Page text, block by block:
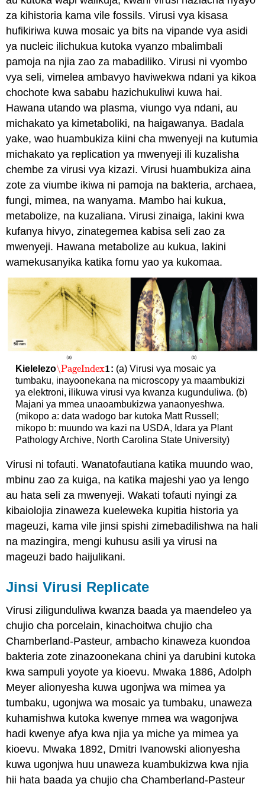
za kihistoria kama vile fossils. Virusi vya kisasa
hufikiriwa kuwa mosaic ya bits na vipande vya asidi
ya nucleic ilichukua kutoka vyanzo mbalimbali
pamoja na njia zao za mabadiliko. Virusi ni vyombo
vya seli, vimelea ambavyo haviwekwa ndani ya kikoa
chochote kwa sababu hazichukuliwi kuwa hai.
Hawana utando wa plasma, viungo vya ndani, au
michakato ya kimetaboliki, na haigawanya. Badala
yake, wao huambukiza kiini cha mwenyeji na kutumia
michakato ya replication ya mwenyeji ili kuzalisha
chembe za virusi vya kizazi. Virusi huambukiza aina
zote za viumbe ikiwa ni pamoja na bakteria, archaea,
fungi, mimea, na wanyama. Mambo hai kukua,
metabolize, na kuzaliana. Virusi zinaiga, lakini kwa
kufanya hivyo, zinategemea kabisa seli zao za
mwenyeji. Hawana metabolize au kukua, lakini
wamekusanyika katika fomu yao ya kukomaa.
Kielelezo\PageIndex1
\PageIndex1: (a) Virusi vya mosaic ya
tumbaku, inayoonekana na microscopy ya maambukizi
ya elektroni, ilikuwa virusi vya kwanza kugunduliwa. (b)
Majani ya mmea unaoambukizwa yanaonyeshwa.
(mikopo a: data wadogo bar kutoka Matt Russell;
mikopo b: muundo wa kazi na USDA, Idara ya Plant
Pathology Archive, North Carolina State University)
Virusi ni tofauti. Wanatofautiana katika muundo wao,
mbinu zao za kuiga, na katika majeshi yao ya lengo
au hata seli za mwenyeji. Wakati tofauti nyingi za
kibaiolojia zinaweza kueleweka kupitia historia ya
mageuzi, kama vile jinsi spishi zimebadilishwa na hali
na mazingira, mengi kuhusu asili ya virusi na
mageuzi bado haijulikani.
Jinsi Virusi Replicate
Virusi ziligunduliwa kwanza baada ya maendeleo ya
chujio cha porcelain, kinachoitwa chujio cha
Chamberland-Pasteur, ambacho kinaweza kuondoa
bakteria zote zinazoonekana chini ya darubini kutoka
kwa sampuli yoyote ya kioevu. Mwaka 1886, Adolph
Meyer alionyesha kuwa ugonjwa wa mimea ya
tumbaku, ugonjwa wa mosaic ya tumbaku, unaweza
kuhamishwa kutoka kwenye mmea wa wagonjwa
hadi kwenye afya kwa njia ya miche ya mimea ya
kioevu. Mwaka 1892, Dmitri Ivanowski alionyesha
kuwa ugonjwa huu unaweza kuambukizwa kwa njia
hii hata baada ya chujio cha Chamberland-Pasteur